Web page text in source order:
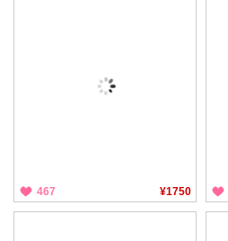
467 ¥1750